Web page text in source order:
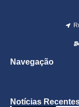
Navegação
Notícias